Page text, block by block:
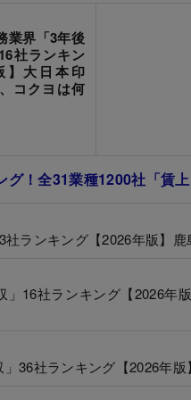
業界「3年後
社ランキン
】大日本印
コクヨは何
グ！全31業種1200社「賃
ランキング【2026年版】
16社ランキング【2026年
36社ランキング【2026年